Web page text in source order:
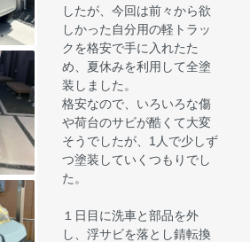
したが、今回は前々から欲
しかった自分用の軽トラッ
クを格安で手に入れたた
め、夏休みを利用して全塗
装しました。
格安なので、いろいろな傷
や荷台のサビが酷くて大変
そうでしたが、1人で少しず
つ塗装していくつもりでし
た。
１日目に洗車と部品を外
し、浮サビを落とし錆転換